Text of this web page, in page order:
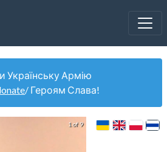
Армію
/ Героям Слава!
1 of 9